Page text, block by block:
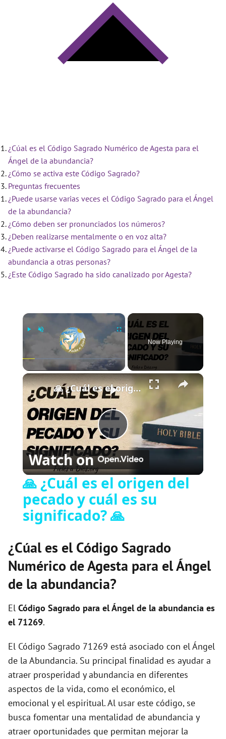
¿Cúal es el Código Sagrado Numérico de Agesta para el
Ángel de la abundancia?
¿Cómo se activa este Código Sagrado?
Preguntas frecuentes
¿Puede usarse varias veces el Código Sagrado para el Ángel
de la abundancia?
¿Cómo deben ser pronunciados los números?
¿Deben realizarse mentalmente o en voz alta?
¿Puede activarse el Código Sagrado para el Ángel de la
abundancia a otras personas?
¿Este Código Sagrado ha sido canalizado por Agesta?
×
Play Unmute Fullscreen
Now Playing
×
Play
Video
🙏 ¿Cuál es el origen del pecado y cuál es su significado? 🙏
Watch on
🙏 ¿Cuál es el origen del
pecado y cuál es su
significado? 🙏
¿Cúal es el Código Sagrado
Numérico de Agesta para el Ángel
de la abundancia?
El Código Sagrado para el Ángel de la abundancia es
el 71269.
El Código Sagrado 71269 está asociado con el Ángel
de la Abundancia. Su principal finalidad es ayudar a
atraer prosperidad y abundancia en diferentes
aspectos de la vida, como el económico, el
emocional y el espiritual. Al usar este código, se
busca fomentar una mentalidad de abundancia y
atraer oportunidades que permitan mejorar la